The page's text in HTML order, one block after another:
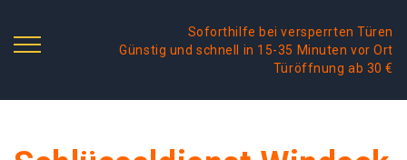
Soforthilfe bei versperrten Türen
Günstig und schnell in 15-35 Minuten vor Ort
Türöffnung ab 30 €